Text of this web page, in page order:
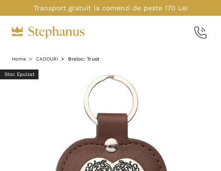
Transport gratuit la comenzi de peste 170 Lei
Home CADOURI Breloc: Trust
Stoc Epuizat